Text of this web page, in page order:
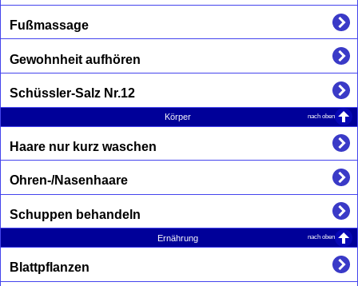
Fußmassage
Gewohnheit aufhören
Schüssler-Salz Nr.12
Körper nach oben
Haare nur kurz waschen
Ohren-/Nasenhaare
Schuppen behandeln
Ernährung nach oben
Blattpflanzen